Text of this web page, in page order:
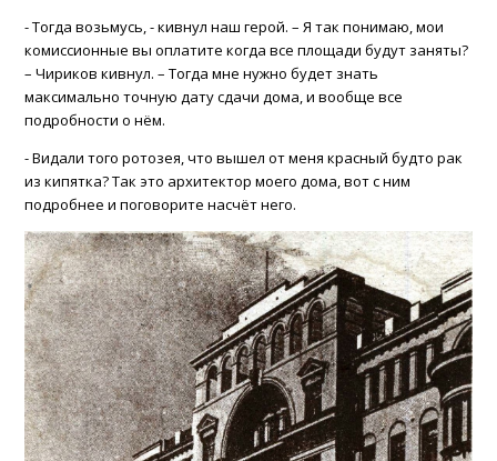
- Тогда возьмусь, - кивнул наш герой. – Я так понимаю, мои
комиссионные вы оплатите когда все площади будут заняты?
– Чириков кивнул. – Тогда мне нужно будет знать
максимально точную дату сдачи дома, и вообще все
подробности о нём.
- Видали того ротозея, что вышел от меня красный будто рак
из кипятка? Так это архитектор моего дома, вот с ним
подробнее и поговорите насчёт него.